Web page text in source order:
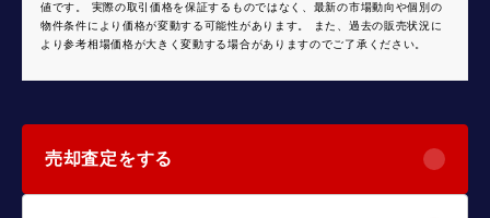
値です。 実際の取引価格を保証するものではなく、最新の市場動向や個別の
物件条件により価格が変動する可能性があります。 また、過去の販売状況に
より参考相場価格が大きく変動する場合がありますのでご了承ください。
売却査定をする